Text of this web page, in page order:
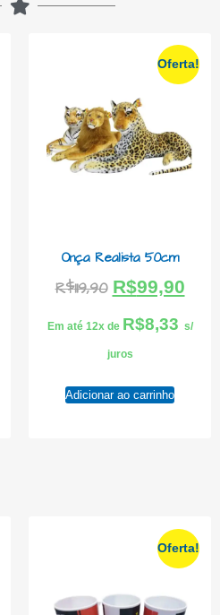
Oferta!
Onça Realista 50cm
R$119,90 R$99,90
Em até 12x de R$8,33 s/
juros
Adicionar ao carrinho
Oferta!